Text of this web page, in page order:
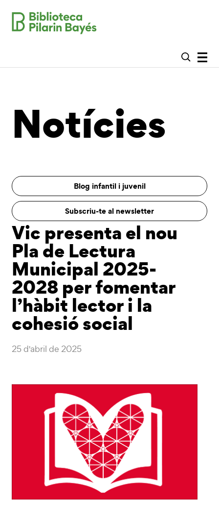
Notícies
Blog infantil i juvenil
Subscriu-te al newsletter
Vic presenta el nou
Pla de Lectura
Municipal 2025-
2028 per fomentar
l’hàbit lector i la
cohesió social
25 d'abril de 2025